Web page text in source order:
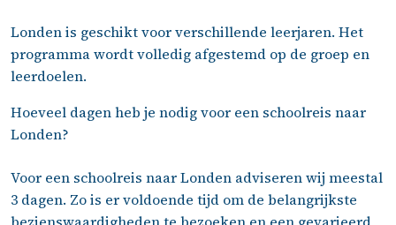
Londen is geschikt voor verschillende leerjaren. Het
programma wordt volledig afgestemd op de groep en
leerdoelen.
Hoeveel dagen heb je nodig voor een schoolreis naar
Londen?
Voor een schoolreis naar Londen adviseren wij meestal
3 dagen. Zo is er voldoende tijd om de belangrijkste